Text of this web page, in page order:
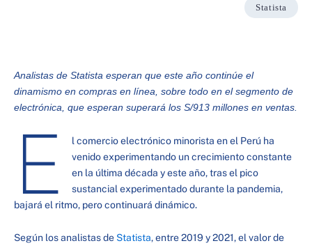
Statista
Analistas de Statista esperan que este año continúe el
dinamismo en compras en línea, sobre todo en el segmento de
electrónica, que esperan superará los S/913 millones en ventas.
E
l comercio electrónico minorista en el Perú ha
venido experimentando un crecimiento constante
en la última década y este año, tras el pico
sustancial experimentado durante la pandemia,
bajará el ritmo, pero continuará dinámico.
Según los analistas de Statista, entre 2019 y 2021, el valor de